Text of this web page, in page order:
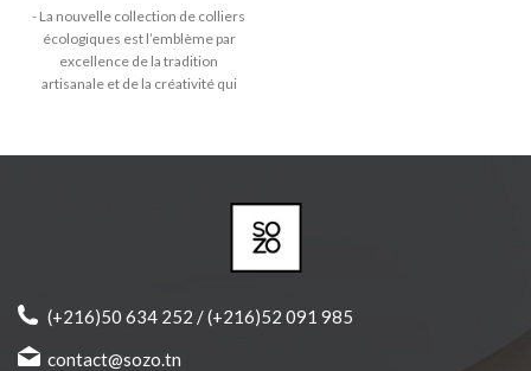
- La nouvelle collection de colliers
écologiques est l’emblème par
excellence de la tradition
artisanale et de la créativité qui
dans l'or avec pendentifs en bois
Dimensions pendentif: Largeur
(+216)50 634 252 / (+216)52 091 985
contact@sozo.tn